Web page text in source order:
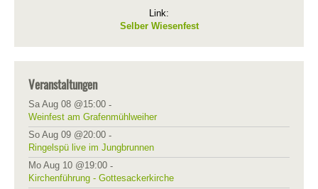
Link:
Selber Wiesenfest
Veranstaltungen
Sa Aug 08 @15:00 -
Weinfest am Grafenmühlweiher
So Aug 09 @20:00 -
Ringelspü live im Jungbrunnen
Mo Aug 10 @19:00 -
Kirchenführung - Gottesackerkirche